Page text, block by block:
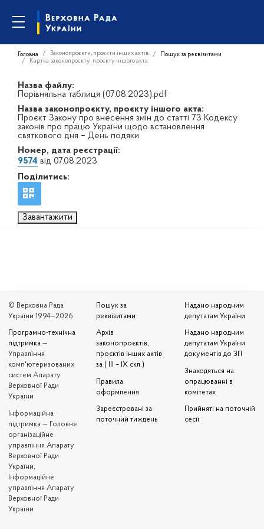
Головна Законопроєкти, проєкти інших актів
Пошук за реквізитами
Картка законопроєкту, проєкту іншого акта
Назва файлу:
Порівняльна таблиця (07.08.2023).pdf
Назва законопроєкту, проєкту іншого акта:
Проєкт Закону про внесення змін до статті 73 Кодексу
законів про працю України щодо встановлення
святкового дня – День подяки
Номер, дата реєстрації:
9574 від 07.08.2023
Поділитись:
Завантажити
© Верховна Рада
України 1994—2026
Програмно-технічна
підтримка —
Управління
комп'ютеризованих
систем Апарату
Верховної Ради
України
Iнформаційна
підтримка — Головне
організаційне
управління Апарату
Верховної Ради
України,
Інформаційне
управління Апарату
Верховної Ради
України
Пошук за
реквізитами
Архів
законопроєктів,
проєктів інших актів
за ( III – IX скл.)
Правила
оформлення
Зареєстровані за
поточний тиждень
Надано народним
депутатам України
Надано народним
депутатам України
документів до ЗП
Знаходяться на
опрацюванні в
комітетах
Прийняті на поточній
сесії